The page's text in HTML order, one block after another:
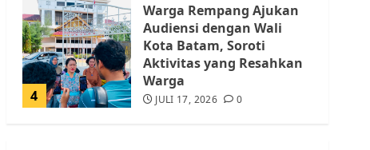
4
Warga Rempang Ajukan
Audiensi dengan Wali
Kota Batam, Soroti
Aktivitas yang Resahkan
Warga
JULI 17, 2026 0